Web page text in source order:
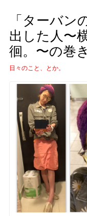
「ターバン
出した人〜
徊。〜の巻き
日々のこと、とか。